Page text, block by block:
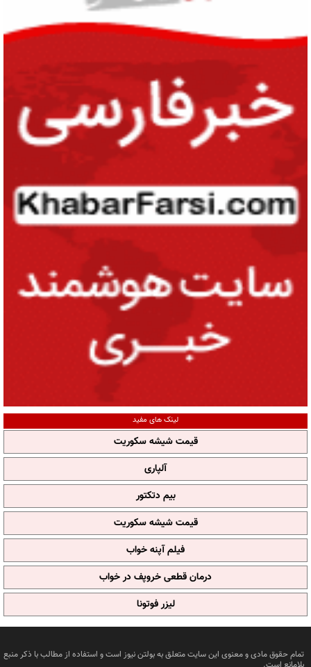
لینک های مفید
قیمت شیشه سکوریت
آلپاری
بیم دتکتور
قیمت شیشه سکوریت
فیلم آپنه خواب
درمان قطعی خروپف در خواب
لیزر فوتونا
تمام حقوق مادی و معنوی این سایت متعلق به بولتن نیوز است و استفاده از مطالب با ذکر منبع